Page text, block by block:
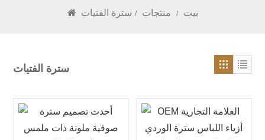
بيت / منتجات / سترة الفتيات
سترة الفتيات